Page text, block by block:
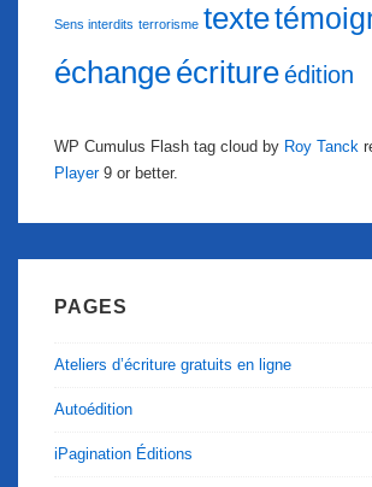
Sens interdits terrorisme texte
échangeécritureédition
WP Cumulus Flash tag cloud by Roy Tanck
Player9 or better.
PAGES
Ateliers d’écriture gratuits en ligne
Autoédition
iPagination Éditions